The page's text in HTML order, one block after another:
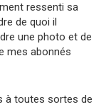
ressenti sa
de quoi il
une photo et de
mes abonnés
à toutes sortes de